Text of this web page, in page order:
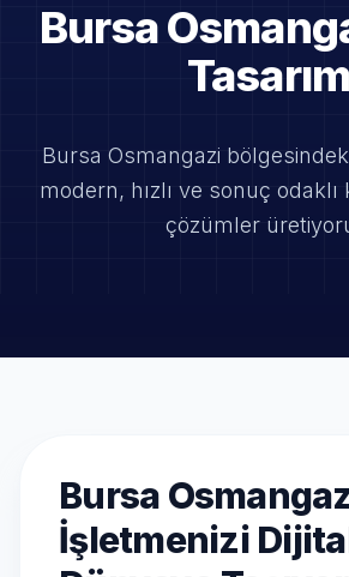
Bursa
Tasarım
Bursa Osmangazi
modern, hızlı ve sonuç odaklı
çözümler
Bursa
İşletmenizi